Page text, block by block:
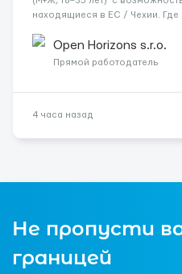
находящиеся в ЕС / Чехии. Где
Open Horizons s.r.o.
Прямой работодатель
4 часа назад
Не пропусти
границей